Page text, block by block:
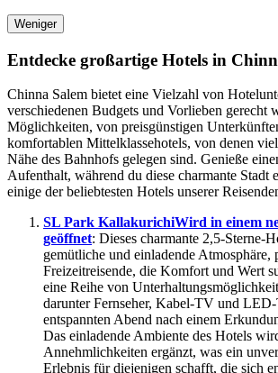
Weniger
Entdecke großartige Hotels in
Chinna Salem bietet eine Vielzahl von
verschiedenen Budgets und Vorlieben gerecht
Möglichkeiten, von preisgünstigen
komfortablen Mittelklassehotels, von denen
Nähe des Bahnhofs gelegen sind. Genieße
Aufenthalt, während du diese charmante Stadt
einige der beliebtesten Hotels unserer
SL Park KallakurichiWird in einem
geöffnet: Dieses charmante 2,5-Sterne-
gemütliche und einladende Atmosphäre,
Freizeitreisende, die Komfort und Wert
eine Reihe von
darunter Fernseher, Kabel-TV und
entspannten Abend nach einem
Das einladende Ambiente des Hotels
Annehmlichkeiten ergänzt, was ein
Erlebnis für diejenigen schafft, die sich